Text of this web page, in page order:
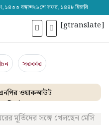
১৪৩৩ বঙ্গাব্দ২৬শে সফর, ১৪৪৮ হিজরি
[gtranslate]
সরকার
ওয়াকআউট
মিসাইল ভেবে গুজব
নেতা!
মূর্তিদের সঙ্গে খেলছেন মেসি